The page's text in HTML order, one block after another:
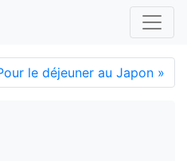
le déjeuner au Japon »